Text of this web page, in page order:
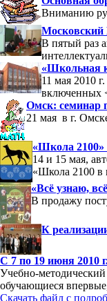
Вниманию
Московский
В пятый раз
«Школьная
11 мая 2010
включенных
Омск: семинар
21 мая в г.
«Школа 2100»
14 и 15 мая,
«Школа 2100 в
«Всё узнаю,
В продажу
К
С 7 по 19 июня 2010
Учебно-
обучающиеся
Скачать файл с